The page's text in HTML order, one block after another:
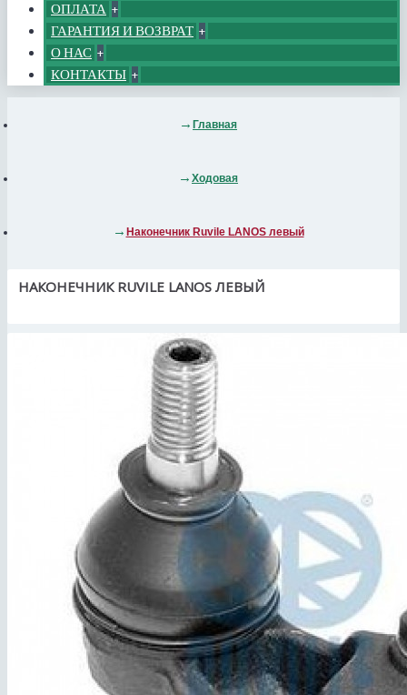
ОПЛАТА +
ГАРАНТИЯ И ВОЗВРАТ +
О НАС +
КОНТАКТЫ +
Главная
Ходовая
Наконечник Ruvile LANOS левый
НАКОНЕЧНИК RUVILE LANOS ЛЕВЫЙ